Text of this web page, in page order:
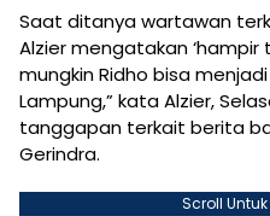
Saat ditanya wartawan
Alzier mengatakan ‘hampir
mungkin Ridho bisa
Lampung,” kata Alzier,
tanggapan terkait berita
Gerindra.
Scroll